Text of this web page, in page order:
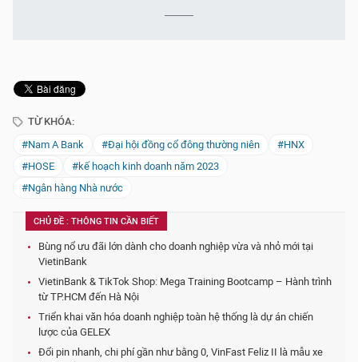
TỪ KHÓA:
#Nam A Bank
#Đại hội đồng cổ đông thường niên
#HNX
#HOSE
#kế hoạch kinh doanh năm 2023
#Ngân hàng Nhà nước
CHỦ ĐỀ : THÔNG TIN CẦN BIẾT
Bùng nổ ưu đãi lớn dành cho doanh nghiệp vừa và nhỏ mới tại
VietinBank
VietinBank & TikTok Shop: Mega Training Bootcamp – Hành trình
từ TP.HCM đến Hà Nội
Triển khai văn hóa doanh nghiệp toàn hệ thống là dự án chiến
lược của GELEX
Đổi pin nhanh, chi phí gần như bằng 0, VinFast Feliz II là mẫu xe